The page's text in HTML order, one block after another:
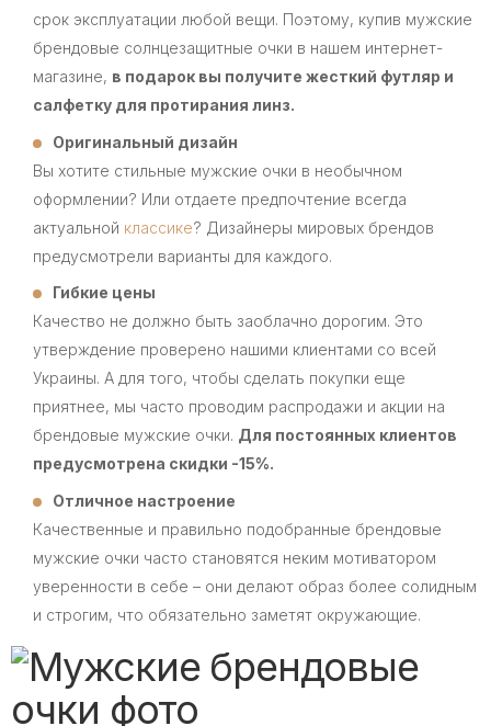
срок эксплуатации любой вещи. Поэтому, купив мужские
брендовые солнцезащитные очки в нашем интернет-
магазине, в подарок вы получите жесткий футляр и
салфетку для протирания линз.
Оригинальный дизайн
Вы хотите стильные мужские очки в необычном
оформлении? Или отдаете предпочтение всегда
актуальной классике? Дизайнеры мировых брендов
предусмотрели варианты для каждого.
Гибкие цены
Качество не должно быть заоблачно дорогим. Это
утверждение проверено нашими клиентами со всей
Украины. А для того, чтобы сделать покупки еще
приятнее, мы часто проводим распродажи и акции на
брендовые мужские очки. Для постоянных клиентов
предусмотрена скидки -15%.
Отличное настроение
Качественные и правильно подобранные брендовые
мужские очки часто становятся неким мотиватором
уверенности в себе – они делают образ более солидным
и строгим, что обязательно заметят окружающие.